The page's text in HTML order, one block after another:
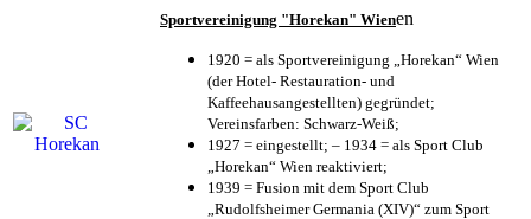
Sportvereinigung "Horekan" Wienen
1920 = als Sportvereinigung „Horekan“ Wien
(der Hotel- Restauration- und
Kaffeehausangestellten) gegründet;
Vereinsfarben: Schwarz-Weiß;
1927 = eingestellt; – 1934 = als Sport Club
„Horekan“ Wien reaktiviert;
1939 = Fusion mit dem Sport Club
„Rudolfsheimer Germania (XIV)“ zum Sport